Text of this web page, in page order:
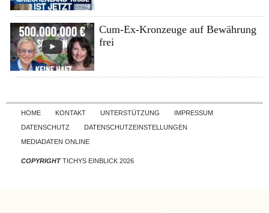
Cum-Ex-Kronzeuge auf Bewährung
frei
Skip to content
HOME KONTAKT UNTERSTÜTZUNG
IMPRESSUM
DATENSCHUTZ
DATENSCHUTZEINSTELLUNGEN
MEDIADATEN ONLINE
COPYRIGHTTICHYS EINBLICK 2026